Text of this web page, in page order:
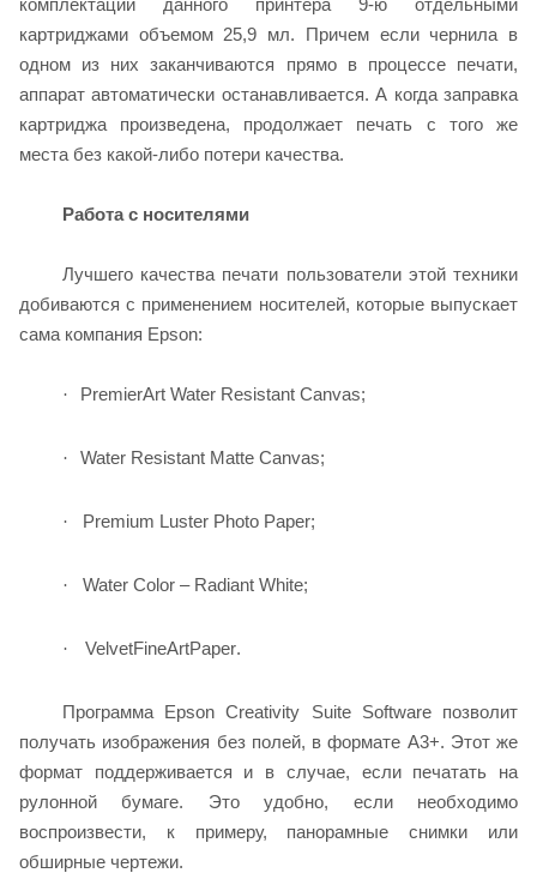
картриджами объемом 25,9 мл. Причем если чернила в
одном из них заканчиваются прямо в процессе печати,
аппарат автоматически останавливается. А когда заправка
картриджа произведена, продолжает печать с того же
места без какой-либо потери качества.
Работа с носителями
Лучшего качества печати пользователи этой техники
добиваются с применением носителей, которые выпускает
сама компания Epson:
· PremierArt Water Resistant Canvas;
· Water Resistant Matte Canvas;
· Premium Luster Photo Paper;
· Water Color – Radiant White;
· VelvetFineArtPaper.
Программа Epson Creativity Suite Software позволит
получать изображения без полей, в формате А3+. Этот же
формат поддерживается и в случае, если печатать на
рулонной бумаге. Это удобно, если необходимо
воспроизвести, к примеру, панорамные снимки или
обширные чертежи.